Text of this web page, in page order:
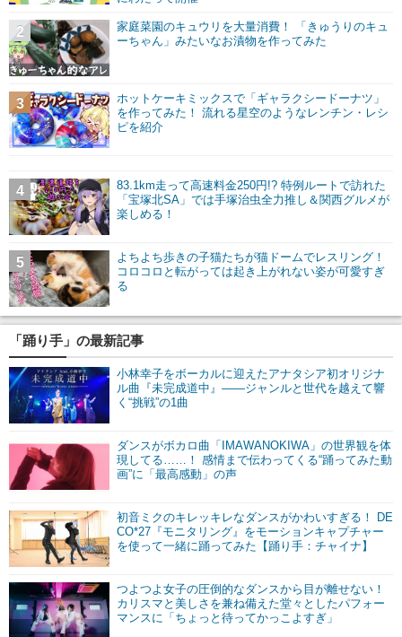
家庭菜園のキュウリを大量消費！ 「きゅうりのキュ
ーちゃん」みたいなお漬物を作ってみた
2
ホットケーキミックスで「ギャラクシードーナツ」
を作ってみた！ 流れる星空のようなレンチン・レシ
ピを紹介
3
83.1km走って高速料金250円!? 特例ルートで訪れた
「宝塚北SA」では手塚治虫全力推し＆関西グルメが
楽しめる！
4
よちよち歩きの子猫たちが猫ドームでレスリング！
コロコロと転がっては起き上がれない姿が可愛すぎ
る
5
「踊り手」の最新記事
小林幸子をボーカルに迎えたアナタシア初オリジナ
ル曲『未完成道中』――ジャンルと世代を越えて響
く“挑戦”の1曲
ダンスがボカロ曲「IMAWANOKIWA」の世界観を体
現してる……！ 感情まで伝わってくる“踊ってみた動
画”に「最高感動」の声
初音ミクのキレッキレなダンスがかわいすぎる！ DE
CO*27『モニタリング』をモーションキャプチャー
を使って一緒に踊ってみた【踊り手：チャイナ】
つよつよ女子の圧倒的なダンスから目が離せない！
カリスマと美しさを兼ね備えた堂々としたパフォー
マンスに「ちょっと待ってかっこよすぎ」